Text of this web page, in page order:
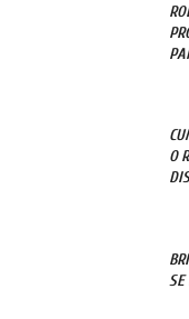
O
SE